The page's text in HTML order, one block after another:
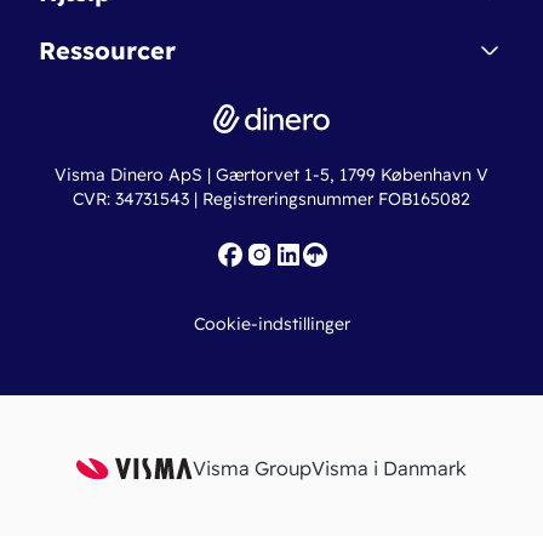
Nye funktioner
Dinero Pro
Erhvervslån
Fakturaskabeloner
Regnskabsordbogen
Online regnskabskurser
Ressourcer
Ny virksomhed
Iværksætterlegat
Visma Dinero ApS | Gærtorvet 1-5, 1799 København V
CVR: 34731543 | Registreringsnummer FOB165082
Cookie-indstillinger
Visma GroupVisma i Danmark